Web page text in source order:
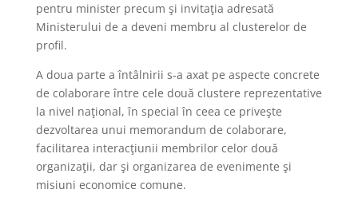
pentru minister precum şi invitaţia adresată
Ministerului de a deveni membru al clusterelor de
profil.
A doua parte a întâlnirii s-a axat pe aspecte concrete
de colaborare între cele două clustere reprezentative
la nivel naţional, în special în ceea ce priveşte
dezvoltarea unui memorandum de colaborare,
facilitarea interacţiunii membrilor celor două
organizaţii, dar şi organizarea de evenimente şi
misiuni economice comune.